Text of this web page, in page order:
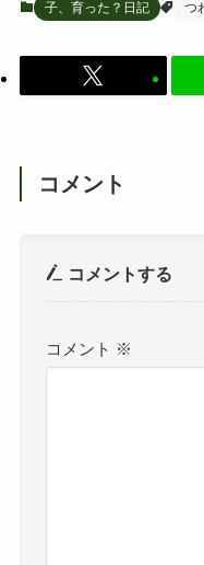
子、育った？日記 つ
コメント
コメントする
コメント ※